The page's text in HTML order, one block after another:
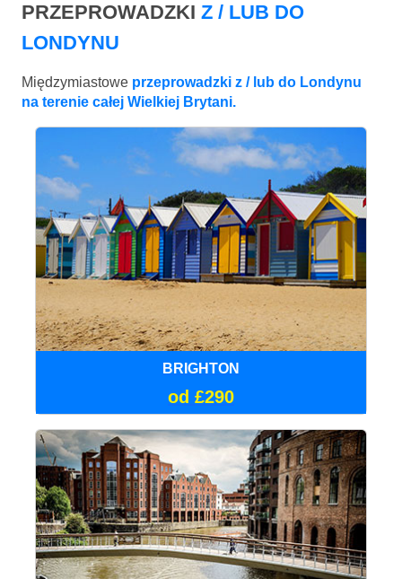
PRZEPROWADZKI Z / LUB DO
LONDYNU
Międzymiastowe przeprowadzki z / lub do Londynu
na terenie całej Wielkiej Brytani.
BRIGHTON
od £290